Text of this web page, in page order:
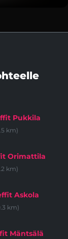
Pukkila
km)
Orimattila
km)
Askola
km)
Mäntsälä